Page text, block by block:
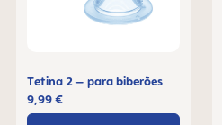
Tetina 2 – para biberões
9,99 €